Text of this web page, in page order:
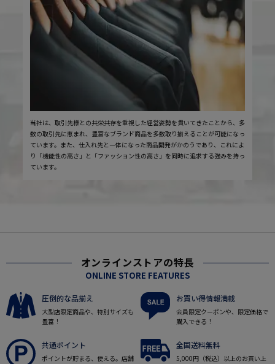
当社は、取引先様との共栄共存を重視した経営姿勢を貫いてきたことから、多
数の取引先に恵まれ、豊富なブランド商品を多数取り揃えることが可能になっ
ています。また、仕入れ先と一体になった商品開発がかのうであり、これによ
り「機能性の高さ」と「ファッション性の高さ」を同時に追求する強みを持っ
ています。
オンラインストアの特長
ONLINE STORE FEATURES
圧倒的な品揃え
大型店限定商品や、特別サイズも
豊富！
お買い得情報満載
会員限定クーポンや、限定価格で
購入できる！
共通ポイント
ポイントが貯まる、使える。店舗
全国送料無料
5,000円（税込）以上のお買い上